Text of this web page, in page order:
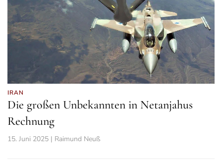
IRAN
Die großen Unbekannten in Netanjahus
Rechnung
15. Juni 2025 | Raimund Neuß